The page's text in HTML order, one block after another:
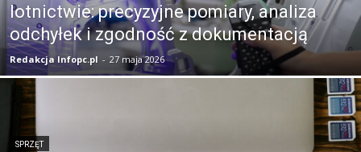
lotnictwie: precyzyjne pomiary, analiza
odchyłek i zgodność z dokumentacją
Redakcja Infopc.pl - 27 maja 2026
SPRZĘT